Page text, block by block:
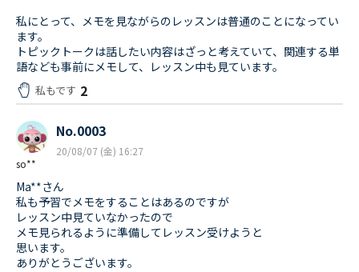
私にとって、メモを見ながらのレッスンは普通のことになってい
ます。
トピックトークは話したい内容はざっと考えていて、関連する単
語なども事前にメモして、レッスン中も見ています。
私もです 2
so**
No.0003
20/08/07 (金) 16:27
Ma**さん
私も予習でメモをすることはあるのですが
レッスン中見ていなかったので
メモ見られるように準備してレッスン受けようと
思います。
ありがとうございます。